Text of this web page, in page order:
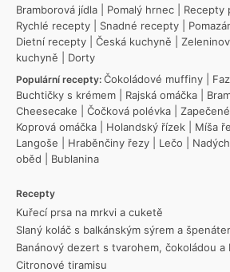
Bramborová jídla
Pomalý hrnec Recepty
Rychlé recepty
Snadné recepty
Dietní recepty
Česká kuchyně
kuchyně
Dorty
Populární recepty: Čokoládové muffiny
Buchtičky s krémem
Rajská omáčka
Cheesecake
Čočková polévka
Koprová omáčka
Holandský řízek Míša
Langoše
Hraběnčiny řezy Lečo
oběd
Bublanina
Recepty
Kuřecí prsa na mrkvi a cuketě
Slaný koláč s balkánským sýrem a
Banánový dezert s tvarohem, čokoládou a
Citronové tiramisu